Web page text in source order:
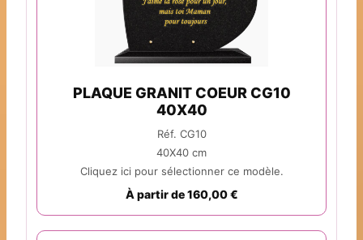
PLAQUE GRANIT COEUR CG10
40X40
Réf. CG10
40X40 cm
Cliquez ici pour sélectionner ce modèle.
À partir de 160,00 €